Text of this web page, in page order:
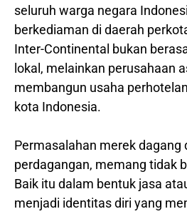
seluruh warga negara
berkediaman di daerah
Inter-Continental bukan
lokal, melainkan perusahaan
membangun usaha
kota Indonesia.
Permasalahan merek dagang
perdagangan, memang tidak
Baik itu dalam bentuk jasa
menjadi identitas diri yang